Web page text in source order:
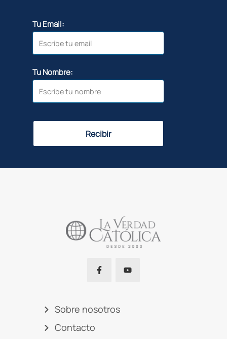
Tu Email:
Tu Nombre:
Recibir
Sobre nosotros
Contacto